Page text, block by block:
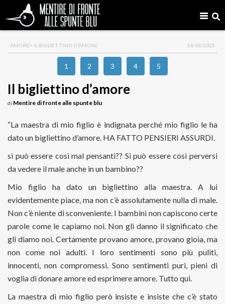
AMORE> IL BIGLIETTINO D’AMORE 14/06/2025
1 2 3 4 5
Il bigliettino d’amore
di Mentire di fronte alle spunte blu
“La maestra di mio figlio è indignata perché mio figlio le ha
dato un bigliettino d’amore. HA FATTO PENSIERI ASSURDI.
si può essere così mal pensanti?? Si può essere così perversi
da vedere il male anche in un bambino??
Mio figlio ha dato un bigliettino alla maestra. A lui
evidentemente piace, ma non c’è assolutamente nulla di male.
Non c’è niente di sconveniente. I bambini non capiscono certe
parole come le capiamo noi. Non gli danno il significato che
gli diamo noi. Certamente provano amore, provano gioia, ma
non come noi adulti. I loro sentimenti sono più puliti,
innocenti, non compromessi. Sono sentimenti puri, pieni di
voglia di donare amore ed esprimere amore. Tutto qui.
La maestra di mio figlio però insiste e insiste che c’è stato